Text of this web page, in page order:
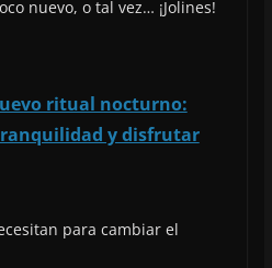
nuevo, o tal vez… ¡Jolines!
ritual nocturno:
y disfrutar
para cambiar el